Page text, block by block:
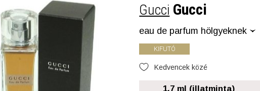
Gucci Gucci
eau de parfum hölgyeknek
KIFUTÓ
Kedvencek közé
1.7 ml (illatminta)